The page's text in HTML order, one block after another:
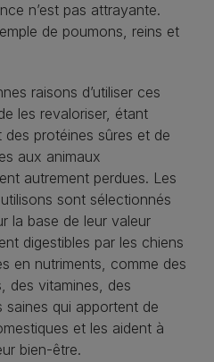
n’est pas attrayante.
de poumons, reins et
raisons d’utiliser ces
les revaloriser, étant
protéines sûres et de
aux animaux
autrement perdues. Les
sont sélectionnés
la base de leur valeur
digestibles par les chiens
en nutriments, comme des
des vitamines, des
saines qui apportent de
et les aident à
bien-être.